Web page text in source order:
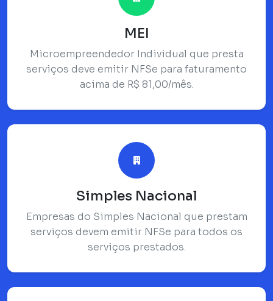
MEI
Microempreendedor Individual que presta
serviços deve emitir NFSe para faturamento
acima de R$ 81,00/mês.
Simples Nacional
Empresas do Simples Nacional que prestam
serviços devem emitir NFSe para todos os
serviços prestados.